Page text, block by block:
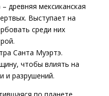
древняя мексиканская
Выступает на
среди них
Санта Муэртэ.
чтобы влиять на
и разрушений.